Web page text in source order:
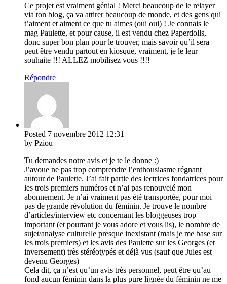
Ce projet est vraiment génial ! Merci beaucoup de le relayer
via ton blog, ça va attirer beaucoup de monde, et des gens qui
t’aiment et aiment ce que tu aimes (oui oui) ! Je connais le
mag Paulette, et pour cause, il est vendu chez Paperdolls,
donc super bon plan pour le trouver, mais savoir qu’il sera
peut être vendu partout en kiosque, vraiment, je le leur
souhaite !!! ALLEZ mobilisez vous !!!!
Répondre
Posted 7 novembre 2012 12:31
by Pziou
Tu demandes notre avis et je te le donne :)
J’avoue ne pas trop comprendre l’enthousiasme régnant
autour de Paulette. J’ai fait partie des lectrices fondatrices pour
les trois premiers numéros et n’ai pas renouvelé mon
abonnement. Je n’ai vraiment pas été transportée, pour moi
pas de grande révolution du féminin. Je trouve le nombre
d’articles/interview etc concernant les bloggeuses trop
important (et pourtant je vous adore et vous lis), le nombre de
sujet/analyse culturelle presque inexistant (mais je me base sur
les trois premiers) et les avis des Paulette sur les Georges (et
inversement) très stéréotypés et déjà vus (sauf que Jules est
devenu Georges)
Cela dit, ça n’est qu’un avis très personnel, peut être qu’au
fond aucun féminin dans la plus pure lignée du féminin ne me